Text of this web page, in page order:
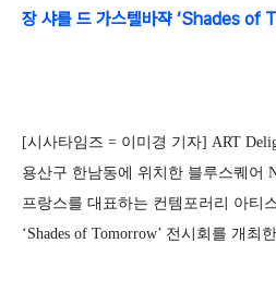
장 샤를 드 가스텔바쟉 ‘Shades of
[시사타임즈 = 이미경 기자] ART
용산구 한남동에 위치한 블루스퀘어
프랑스를 대표하는 컨템포러리 아티
‘Shades of Tomorrow’ 전시회를 개최